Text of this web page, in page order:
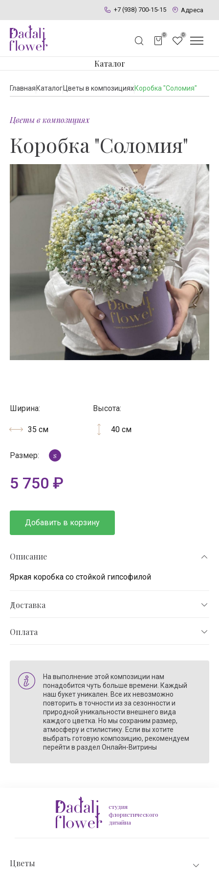
+7 (938) 700-15-15 Адреса
0 0
Каталог
Главная КаталогЦветы в композицияхКоробка "Соломия"
Цветы в композициях
Коробка "Соломия"
Ширина:
35 см
Высота:
40 см
Размер: S
5 750 ₽
Добавить в корзину
Описание
Яркая коробка со стойкой гипсофилой
Доставка
Оплата
На выполнение этой композиции нам
понадобится чуть больше времени. Каждый
наш букет уникален. Все их невозможно
повторить в точности из за сезонности и
природной уникальности внешнего вида
каждого цветка. Но мы сохраним размер,
атмосферу и стилистику. Если вы хотите
выбрать готовую композицию, рекомендуем
перейти в раздел Онлайн-Витрины
студия
флористического
дизайна
Цветы